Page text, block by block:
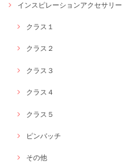
インスピレーションアクセサリー
クラス１
クラス２
クラス３
クラス４
クラス５
ピンバッチ
その他